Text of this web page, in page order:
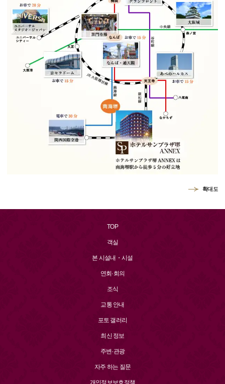
확대도
TOP
객실
본 시설내・시설
연회·회의
조식
교통 안내
포토 갤러리
최신 정보
주변·관광
자주 하는 질문